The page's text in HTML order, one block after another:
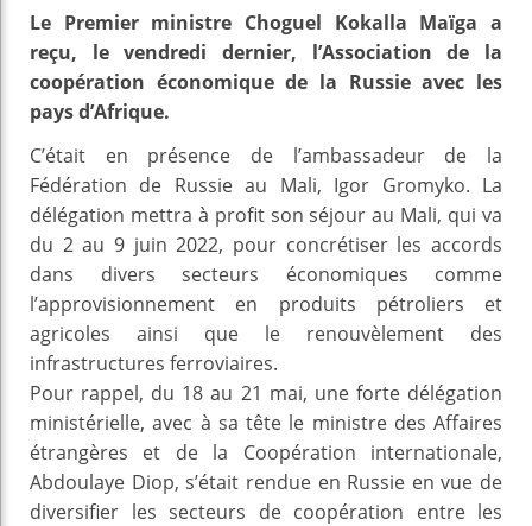
Le Premier ministre Choguel Kokalla Maïga a
reçu, le vendredi dernier, l’Association de la
coopération économique de la Russie avec les
pays d’Afrique.
C’était en présence de l’ambassadeur de la
Fédération de Russie au Mali, Igor Gromyko. La
délégation mettra à profit son séjour au Mali, qui va
du 2 au 9 juin 2022, pour concrétiser les accords
dans divers secteurs économiques comme
l’approvisionnement en produits pétroliers et
agricoles ainsi que le renouvèlement des
infrastructures ferroviaires.
Pour rappel, du 18 au 21 mai, une forte délégation
ministérielle, avec à sa tête le ministre des Affaires
étrangères et de la Coopération internationale,
Abdoulaye Diop, s’était rendue en Russie en vue de
diversifier les secteurs de coopération entre les